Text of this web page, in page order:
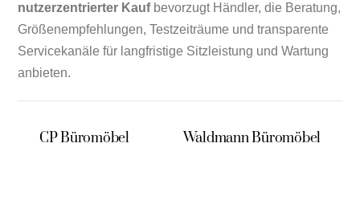
nutzerzentrierter Kaufbevorzugt Händler, die Beratung,
Größenempfehlungen, Testzeiträume und transparente
Servicekanäle für langfristige Sitzleistung und Wartung
anbieten.
CP Büromöbel Waldmann Büromöbel